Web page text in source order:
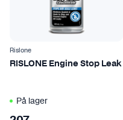
Rislone
RISLONE Engine Stop Leak
På lager